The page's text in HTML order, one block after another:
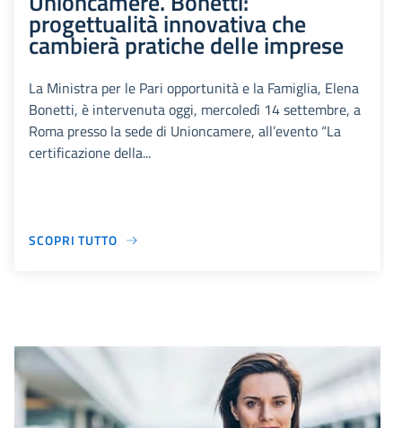
progettualità innovativa che
cambierà pratiche delle imprese
La Ministra per le Pari opportunità e la Famiglia, Elena
Bonetti, è intervenuta oggi, mercoledì 14 settembre, a
Roma presso la sede di Unioncamere, all’evento “La
certificazione della...
SCOPRI TUTTO